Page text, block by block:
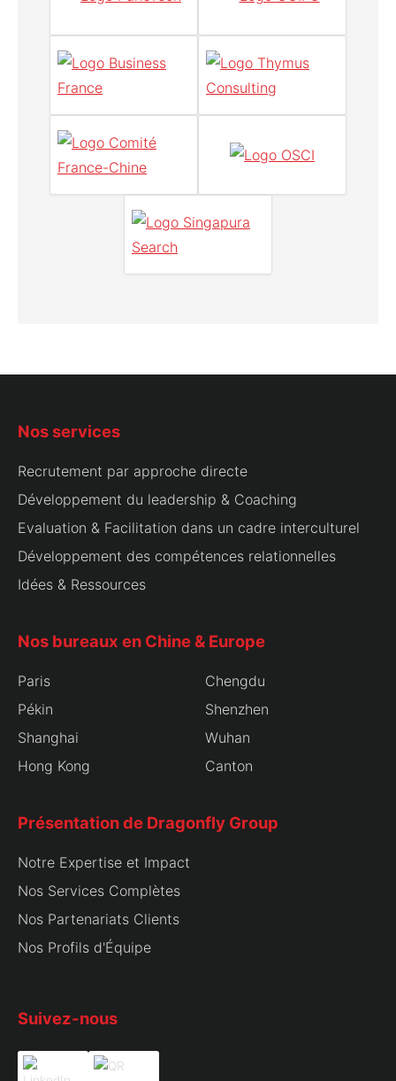
Nos services
Recrutement par approche directe
Développement du leadership & Coaching
Evaluation & Facilitation dans un cadre interculturel
Développement des compétences relationnelles
Idées & Ressources
Nos bureaux en Chine & Europe
Paris
Pékin
Shanghai
Hong Kong
Chengdu
Shenzhen
Wuhan
Canton
Présentation de Dragonfly Group
Notre Expertise et Impact
Nos Services Complètes
Nos Partenariats Clients
Nos Profils d'Équipe
Suivez-nous